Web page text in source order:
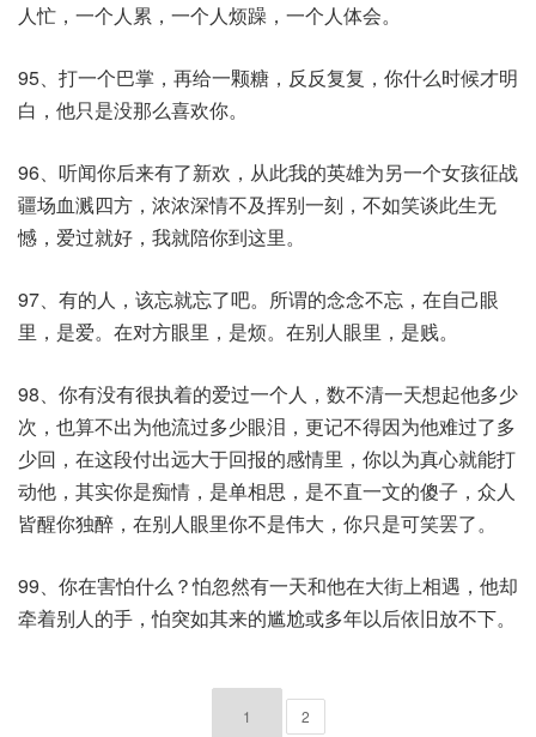
人忙，一个人累，一个人烦躁，一个人体会。
95、打一个巴掌，再给一颗糖，反反复复，你什么时候才明
白，他只是没那么喜欢你。
96、听闻你后来有了新欢，从此我的英雄为另一个女孩征战
疆场血溅四方，浓浓深情不及挥别一刻，不如笑谈此生无
憾，爱过就好，我就陪你到这里。
97、有的人，该忘就忘了吧。所谓的念念不忘，在自己眼
里，是爱。在对方眼里，是烦。在别人眼里，是贱。
98、你有没有很执着的爱过一个人，数不清一天想起他多少
次，也算不出为他流过多少眼泪，更记不得因为他难过了多
少回，在这段付出远大于回报的感情里，你以为真心就能打
动他，其实你是痴情，是单相思，是不直一文的傻子，众人
皆醒你独醉，在别人眼里你不是伟大，你只是可笑罢了。
99、你在害怕什么？怕忽然有一天和他在大街上相遇，他却
牵着别人的手，怕突如其来的尴尬或多年以后依旧放不下。
1 2